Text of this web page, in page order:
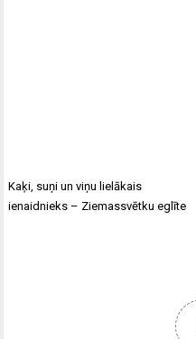
Kaķi, suņi un viņu lielākais
ienaidnieks – Ziemassvētku eglīte